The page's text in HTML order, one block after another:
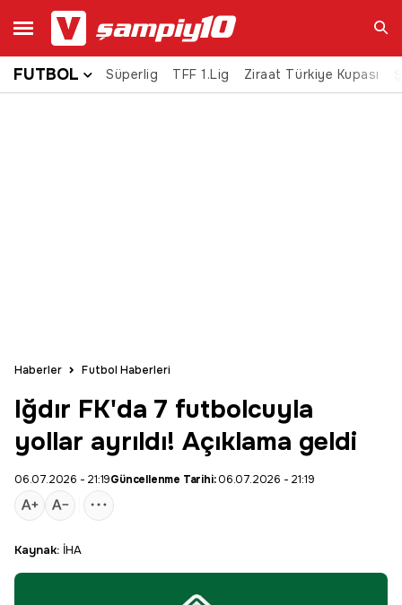
Ara
FUTBOL Süperlig TFF 1.Lig Ziraat Türkiye Kupası
Haberler Futbol Haberleri
Iğdır FK'da 7 futbolcuyla
yollar ayrıldı! Açıklama geldi
06.07.2026 - 21:19Güncellenme Tarihi:06.07.2026 - 21:19
Kaynak: İHA